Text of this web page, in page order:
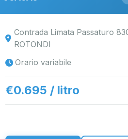
Contrada Limata Passaturo
ROTONDI
Orario variabile
€0.695 / litro